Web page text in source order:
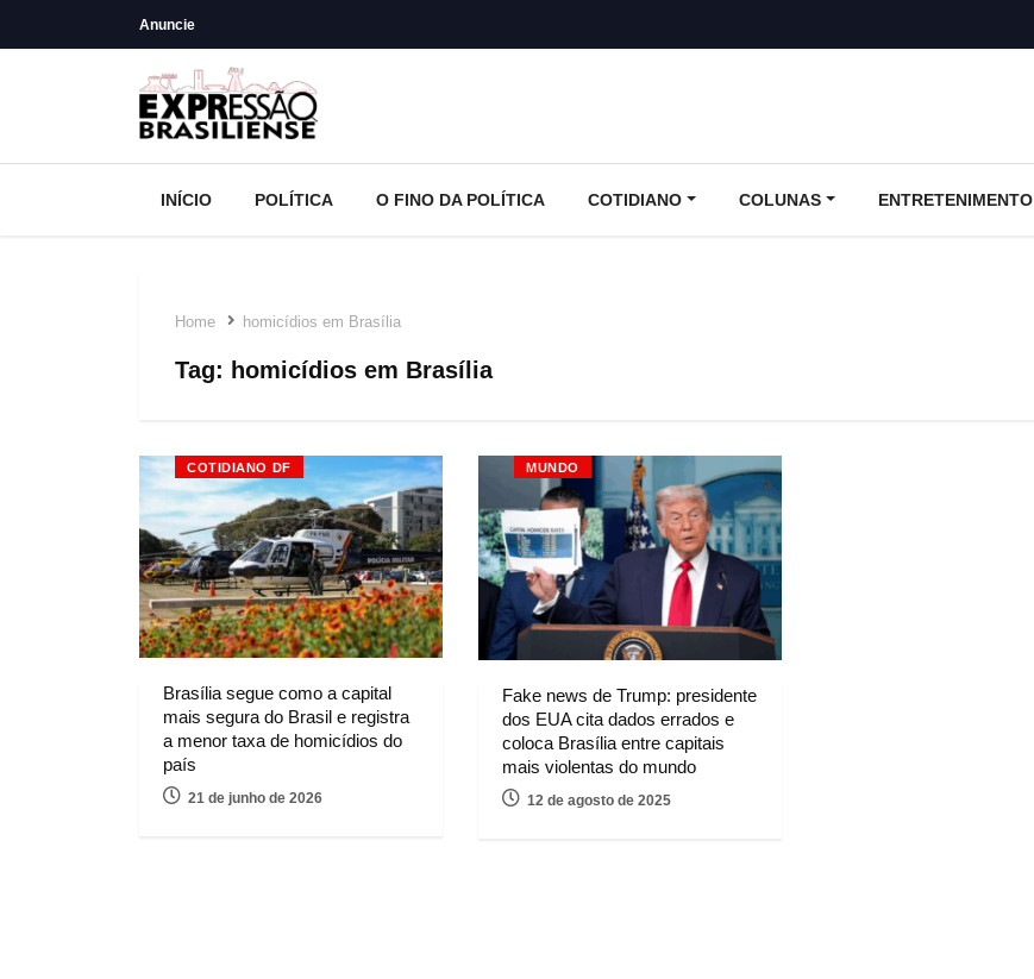
Anuncie
INÍCIO POLÍTICA O FINO DA POLÍTICA COTIDIANO COLUNAS ENTRETENIMENTO
Home homicídios em Brasília
Tag: homicídios em Brasília
COTIDIANO DF
Brasília segue como a capital
mais segura do Brasil e registra
a menor taxa de homicídios do
país
21 de junho de 2026
MUNDO
Fake news de Trump: presidente
dos EUA cita dados errados e
coloca Brasília entre capitais
mais violentas do mundo
12 de agosto de 2025